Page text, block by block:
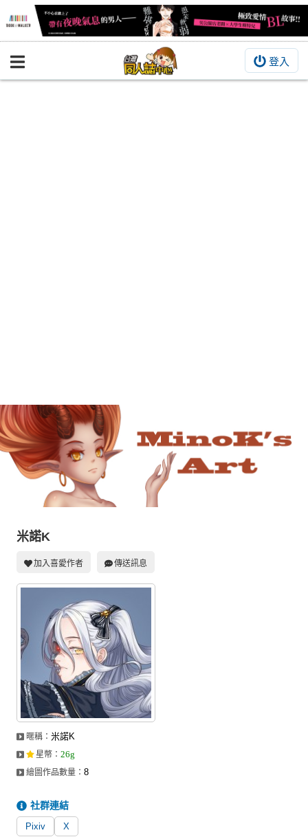
登入
BOOKY書集倉庫
交流中心
攤位轉讓區
會員功能選單
會員中心
米諾K
加入喜愛作者 傳送訊息
暱稱：米諾K
星幣 ：26g
繪圖作品數量：8
社群連結
Pixiv X